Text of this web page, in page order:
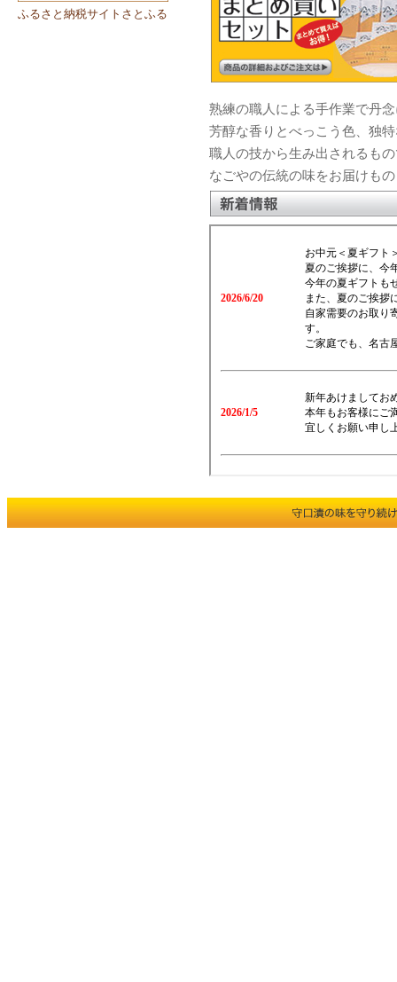
ふるさと納税サイトさとふる
熟練の職人による手作業で丹
芳醇な香りとべっこう色、独
職人の技から生み出されるも
なごやの伝統の味をお届けも